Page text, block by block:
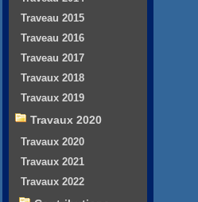
Traveau 2015
Traveau 2016
Traveau 2017
Travaux 2018
Travaux 2019
Travaux 2020
Travaux 2020
Travaux 2021
Travaux 2022